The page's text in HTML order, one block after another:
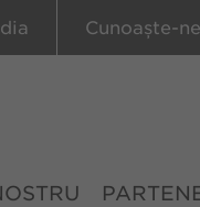
Cunoaște-ne